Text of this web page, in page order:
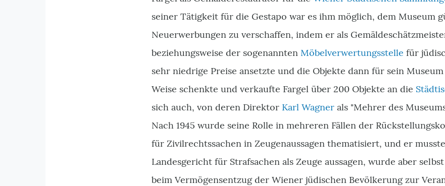
seiner Tätigkeit für die Gestapo war es ihm möglich, dem Museum
Neuerwerbungen zu verschaffen, indem er als
beziehungsweise der sogenannten Möbelverwertungsstelle für
sehr niedrige Preise ansetzte und die Objekte dann für sein
Weise schenkte und verkaufte Fargel über 200 Objekte an die
sich auch, von deren Direktor Karl Wagner als "Mehrer des
Nach 1945 wurde seine Rolle in mehreren Fällen der
für Zivilrechtssachen in Zeugenaussagen thematisiert, und er
Landesgericht für Strafsachen als Zeuge aussagen, wurde aber
beim Vermögensentzug der Wiener jüdischen Bevölkerung zur